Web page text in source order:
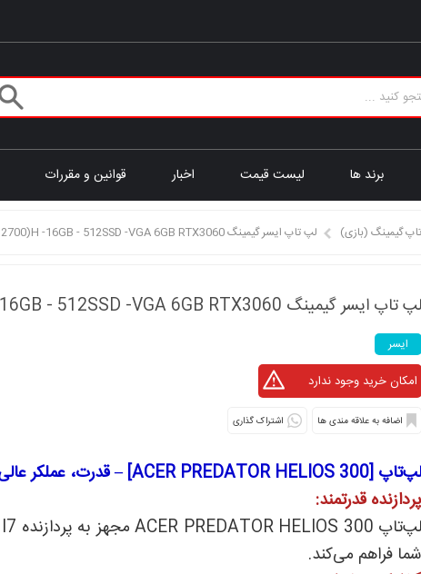
برند ها لیست قیمت اخبار قوانین و مقررات
گیمینگ (بازی) لپ تاپ ایسر گیمینگ ACER PREDATOR HELIOS i7(12700)H -16GB - 512SSD -VGA 6GB RTX3060
لپ تاپ ایسر گیمینگ ACER PREDATOR HELIOS i7(12700)H -16GB - 512SSD -VGA 6GB RTX3060
ایسر
اشتراک گذاری
لپ‌تاپ [ACER PREDATOR HELIOS 300] – قدرت، عملکر عالی و انتخاب دوم گیمرهای حرفه ای
پردازنده قدرتمند:
شما فراهم می‌کند.